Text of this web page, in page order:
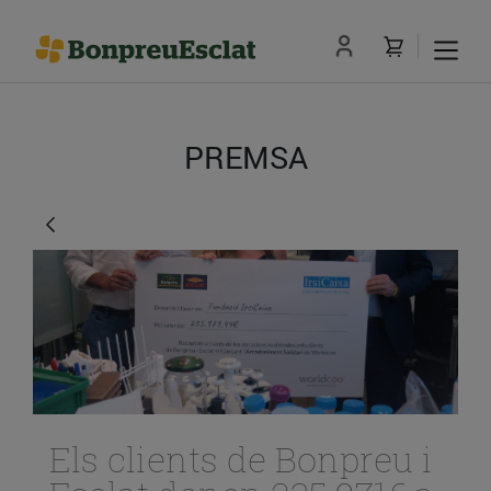
PREMSA
Els clients de Bonpreu i